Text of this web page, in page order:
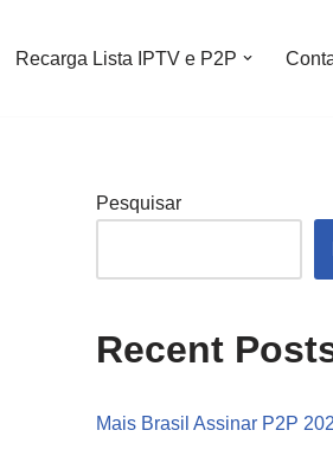
Recarga Lista IPTV e P2P
Pesquisar
Recent
Mais Brasil Assinar P2P